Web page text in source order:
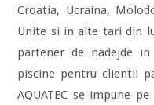
Croatia, Ucraina,
Unite si in alte tari din
partener de nadejde
piscine pentru clientii
AQUATEC se impune